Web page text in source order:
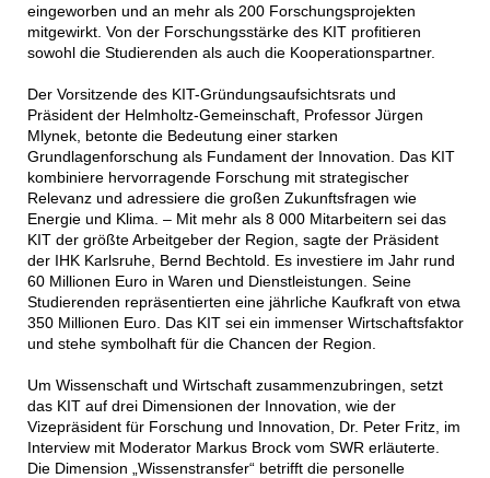
eingeworben und an mehr als 200 Forschungsprojekten
mitgewirkt. Von der Forschungsstärke des KIT profitieren
sowohl die Studierenden als auch die Kooperationspartner.
Der Vorsitzende des KIT-Gründungsaufsichtsrats und
Präsident der Helmholtz-Gemeinschaft, Professor Jürgen
Mlynek, betonte die Bedeutung einer starken
Grundlagenforschung als Fundament der Innovation. Das KIT
kombiniere hervorragende Forschung mit strategischer
Relevanz und adressiere die großen Zukunftsfragen wie
Energie und Klima. – Mit mehr als 8 000 Mitarbeitern sei das
KIT der größte Arbeitgeber der Region, sagte der Präsident
der IHK Karlsruhe, Bernd Bechtold. Es investiere im Jahr rund
60 Millionen Euro in Waren und Dienstleistungen. Seine
Studierenden repräsentierten eine jährliche Kaufkraft von etwa
350 Millionen Euro. Das KIT sei ein immenser Wirtschaftsfaktor
und stehe symbolhaft für die Chancen der Region.
Um Wissenschaft und Wirtschaft zusammenzubringen, setzt
das KIT auf drei Dimensionen der Innovation, wie der
Vizepräsident für Forschung und Innovation, Dr. Peter Fritz, im
Interview mit Moderator Markus Brock vom SWR erläuterte.
Die Dimension „Wissenstransfer“ betrifft die personelle